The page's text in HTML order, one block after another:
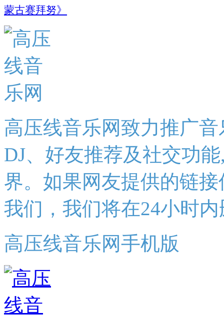
蒙古赛拜努》
高压线音乐网致力推广
DJ、好友推荐及社交功
界。如果网友提供的链
我们，我们将在24小时
高压线音乐网手机版